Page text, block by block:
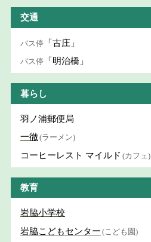
交通
バス停 「古庄」
バス停 「明治橋」
暮らし
羽ノ浦郵便局
一徹(ラーメン)
コーヒーレスト マイルド (カフェ)
教育
岩脇小学校
岩脇こどもセンター (こども園)